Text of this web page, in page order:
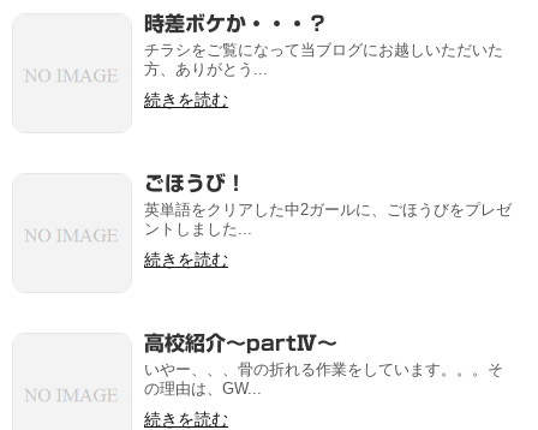
時差ボケか・・・？
チラシをご覧になって当ブログにお越しいただいた
方、ありがとう...
続きを読む
ごほうび！
英単語をクリアした中2ガールに、ごほうびをプレゼ
ントしました...
続きを読む
高校紹介～partⅣ～
いやー、、、骨の折れる作業をしています。。。そ
の理由は、GW...
続きを読む